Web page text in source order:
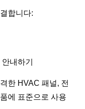
합니다:
내하기
한 HVAC 패널, 전
에 표준으로 사용